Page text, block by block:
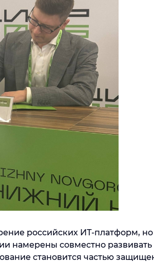
российских ИТ-платформ,
намерены совместно
становится частью